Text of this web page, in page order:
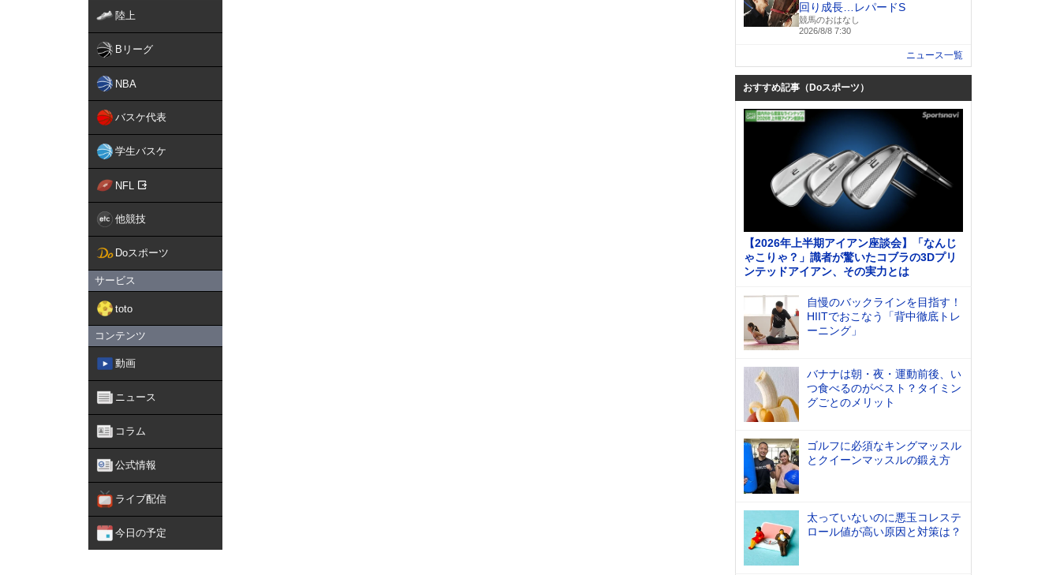
陸上
Bリーグ
NBA
バスケ代表
学生バスケ
NFL
他競技
Doスポーツ
サービス
toto
コンテンツ
動画
ニュース
コラム
公式情報
ライブ配信
今日の予定
回り成長…レパードS
競馬のおはなし
2026/8/8 7:30
ニュース一覧
おすすめ記事（Doスポーツ）
【2026年上半期アイアン座談会】「なんじ
ゃこりゃ？」識者が驚いたコブラの3Dプリ
ンテッドアイアン、その実力とは
自慢のバックラインを目指す！
HIITでおこなう「背中徹底トレ
ーニング」
バナナは朝・夜・運動前後、い
つ食べるのがベスト？タイミン
グごとのメリット
ゴルフに必須なキングマッスル
とクイーンマッスルの鍛え方
太っていないのに悪玉コレステ
ロール値が高い原因と対策は？